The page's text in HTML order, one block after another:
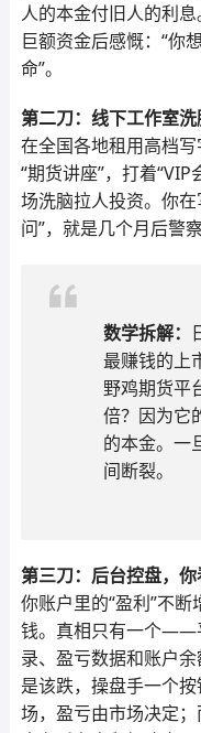
人的本金付旧人的利
巨额资金后感慨：“你
命”。
第二刀：线下工作室洗
在全国各地租用高档写
“期货讲座”，打着
场洗脑拉人投资。你
问”，就是几个月后警
数学拆解：
最赚钱的上
野鸡期货平
倍？因为它
的本金。一
间断裂。
第三刀：后台控盘，你
你账户里的“盈利”不
钱。真相只有一个——
录、盈亏数据和账户
是该跌，操盘手一个
场，盈亏由市场决定